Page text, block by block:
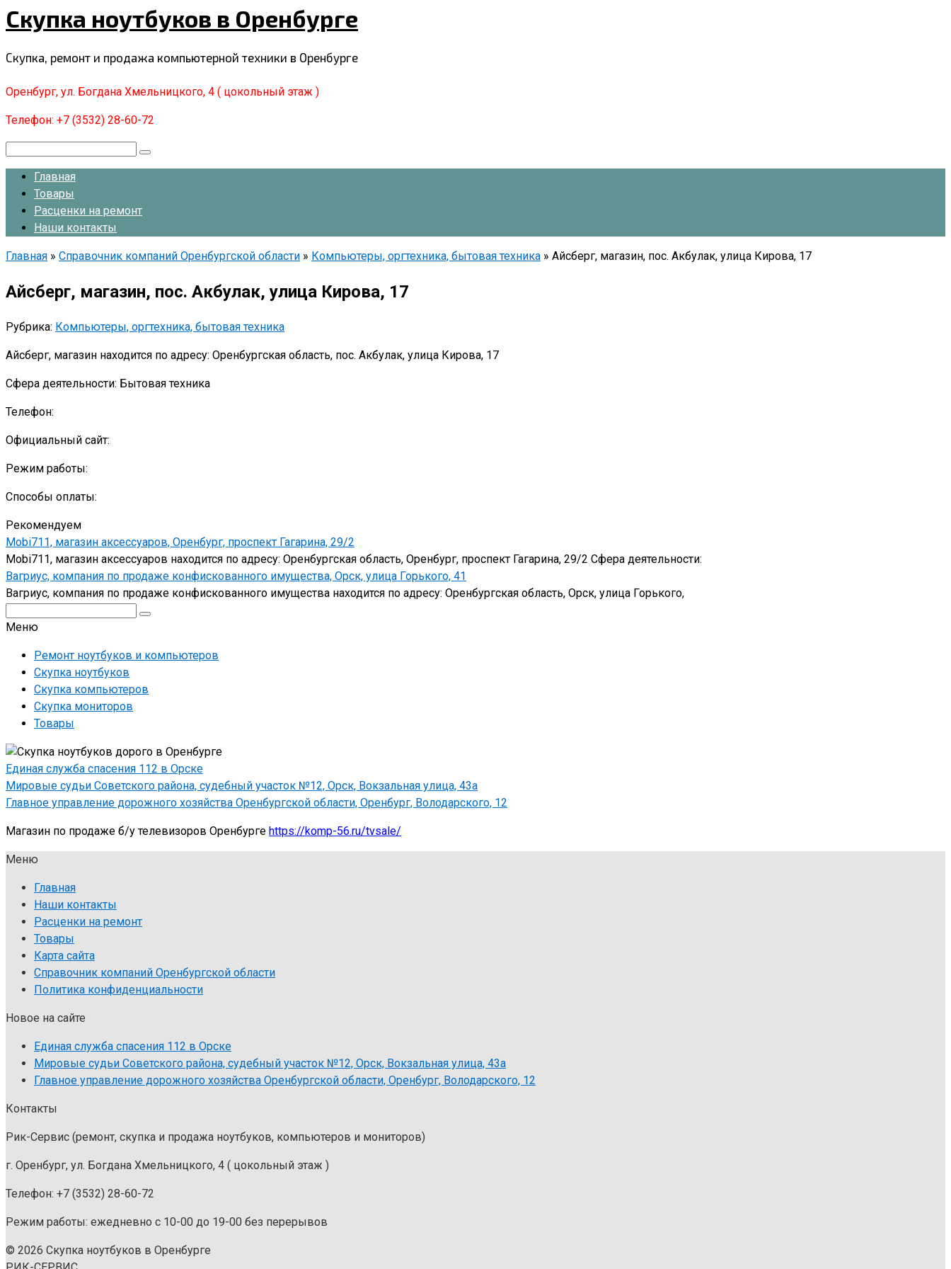
Перейти
кСкупка ноутбуков в Оренбурге
Скупка, ремонт и продажа компьютерной техники в Оренбурге
Оренбург, ул. Богдана Хмельницкого, 4 ( цокольный этаж )
Телефон: +7 (3532) 28-60-72
Главная
Товары
Расценки на ремонт
Наши контакты
Главная » Справочник компаний Оренбургской области » Компьютеры, оргтехника, бытовая техника » Айсберг, магазин, пос. Акбулак, улица Кирова, 17
Айсберг, магазин, пос. Акбулак, улица Кирова, 17
Рубрика: Компьютеры, оргтехника, бытовая техника
Айсберг, магазин находится по адресу: Оренбургская область, пос. Акбулак, улица Кирова, 17
Сфера деятельности: Бытовая техника
Телефон:
Официальный сайт:
Режим работы:
Способы оплаты:
Рекомендуем
Mobi711, магазин аксессуаров, Оренбург, проспект Гагарина, 29/2
Mobi711, магазин аксессуаров находится по адресу: Оренбургская область, Оренбург, проспект Гагарина, 29/2 Сфера деятельности:
Вагриус, компания по продаже конфискованного имущества, Орск, улица Горького, 41
Вагриус, компания по продаже конфискованного имущества находится по адресу: Оренбургская область, Орск, улица Горького,
Меню
Ремонт ноутбуков и компьютеров
Скупка ноутбуков
Скупка компьютеров
Скупка мониторов
Товары
Единая служба спасения 112 в Орске
Мировые судьи Советского района, судебный участок №12, Орск, Вокзальная улица, 43а
Главное управление дорожного хозяйства Оренбургской области, Оренбург, Володарского, 12
Магазин по продаже б/у телевизоров Оренбурге https://komp-56.ru/tvsale/
Меню
Главная
Наши контакты
Расценки на ремонт
Товары
Карта сайта
Справочник компаний Оренбургской области
Политика конфиденциальности
Новое на сайте
Единая служба спасения 112 в Орске
Мировые судьи Советского района, судебный участок №12, Орск, Вокзальная улица, 43а
Главное управление дорожного хозяйства Оренбургской области, Оренбург, Володарского, 12
Контакты
Рик-Сервис (ремонт, скупка и продажа ноутбуков, компьютеров и мониторов)
г. Оренбург, ул. Богдана Хмельницкого, 4 ( цокольный этаж )
Телефон: +7 (3532) 28-60-72
Режим работы: ежедневно с 10-00 до 19-00 без перерывов
© 2026 Скупка ноутбуков в Оренбурге